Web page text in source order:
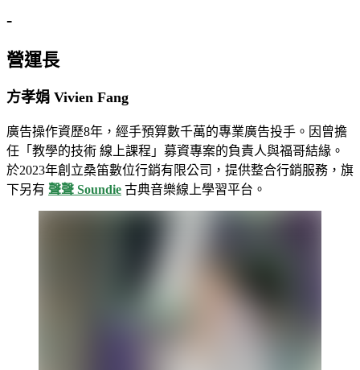
-
營運長
方孝娟 Vivien Fang
廣告操作資歷8年，經手預算數千萬的專業廣告投手。因曾擔
任「教學的技術 線上課程」募資專案的負責人與福哥結緣。
於2023年創立桑笛數位行銷有限公司，提供整合行銷服務，旗
下另有 聲聲 Soundie 古典音樂線上學習平台。